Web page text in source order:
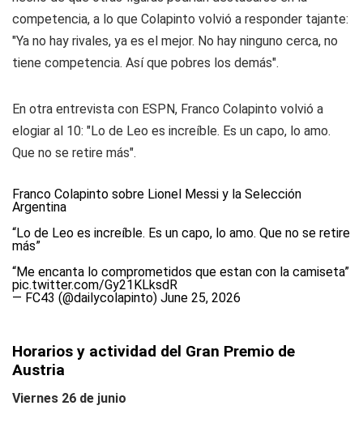
competencia, a lo que Colapinto volvió a responder tajante:
"Ya no hay rivales, ya es el mejor. No hay ninguno cerca, no
tiene competencia. Así que pobres los demás".
En otra entrevista con ESPN, Franco Colapinto volvió a
elogiar al 10: "Lo de Leo es increíble. Es un capo, lo amo.
Que no se retire más".
Franco Colapinto sobre Lionel Messi y la Selección
Argentina
“Lo de Leo es increíble. Es un capo, lo amo. Que no se retire
más”
“Me encanta lo comprometidos que estan con la camiseta”
pic.twitter.com/Gy21KLksdR
— FC43 (@dailycolapinto) June 25, 2026
Horarios y actividad del Gran Premio de
Austria
Viernes 26 de junio